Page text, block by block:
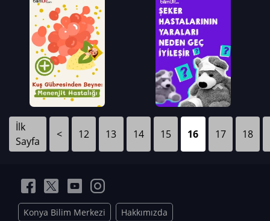
İlk
Sayfa
< 12 13 14 15 16 17 18
Konya Bilim Merkezi Hakkımızda